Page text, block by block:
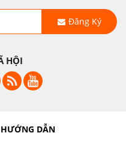
Đăng Ký
HỘI
HƯỚNG DẪN